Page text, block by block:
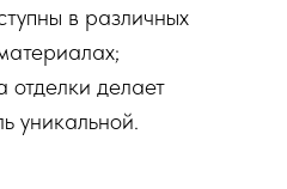
в различных
отделки делает
уникальной.